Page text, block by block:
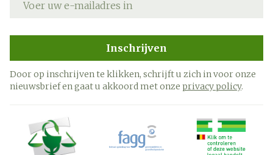
Inschrijven
Door op inschrijven te klikken, schrijft u zich in voor onze
nieuwsbrief en gaat u akkoord met onze privacy policy.